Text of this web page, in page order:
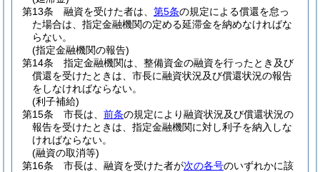
第13条
融資を受けた者は、 第5条の規定による償還を怠っ
た場合は、指定金融機関の定める延滞金を納めなければな
らない。
(指定金融機関の報告)
第14条
指定金融機関は、整備資金の融資を行ったとき及び
償還を受けたときは、市長に融資状況及び償還状況の報告
をしなければならない。
(利子補給)
第15条
市長は、 前条の規定により融資状況及び償還状況の
報告を受けたときは、指定金融機関に対し利子を納入しな
ければならない。
(融資の取消等)
第16条
市長は、融資を受けた者が次の各号のいずれかに該